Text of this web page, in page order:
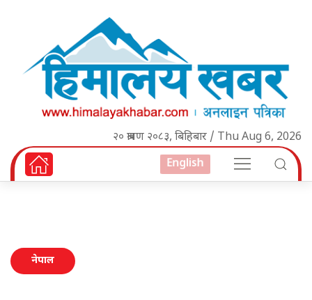
२० श्रावण २०८३, बिहिबार / Thu Aug 6, 2026
English
नेपाल